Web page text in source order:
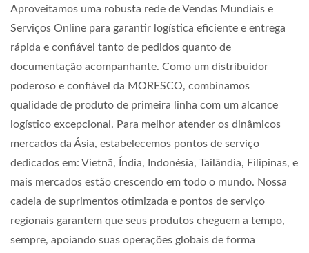
Aproveitamos uma robusta rede de Vendas Mundiais e
Serviços Online para garantir logística eficiente e entrega
rápida e confiável tanto de pedidos quanto de
documentação acompanhante. Como um distribuidor
poderoso e confiável da MORESCO, combinamos
qualidade de produto de primeira linha com um alcance
logístico excepcional. Para melhor atender os dinâmicos
mercados da Ásia, estabelecemos pontos de serviço
dedicados em: Vietnã, Índia, Indonésia, Tailândia, Filipinas, e
mais mercados estão crescendo em todo o mundo. Nossa
cadeia de suprimentos otimizada e pontos de serviço
regionais garantem que seus produtos cheguem a tempo,
sempre, apoiando suas operações globais de forma